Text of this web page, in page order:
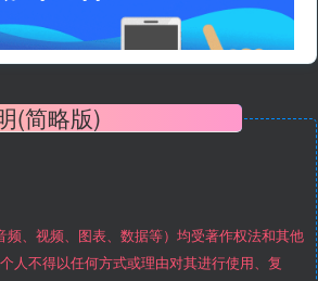
(简略版)
、视频、图表、数据等）均受著作权法和其他
人不得以任何方式或理由对其进行使用、复